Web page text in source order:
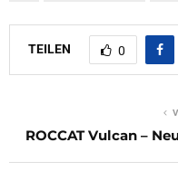
TEILEN 0
ROCCAT Vulcan –